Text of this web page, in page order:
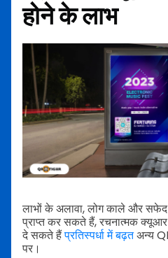
होने के लाभ
लाभों के अलावा, लोग काले और
प्राप्त कर सकते हैं, रचनात्मक
दे सकते हैंप्रतिस्पर्धा में बढ़तअन्य
पर।